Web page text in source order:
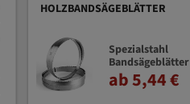
HOLZBANDSÄGEBLÄTTER
Spezialstahl
Bandsägeblätter
ab 5,44 €